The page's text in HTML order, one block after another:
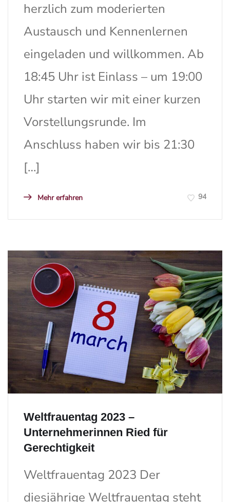
herzlich zum moderierten
Austausch und Kennenlernen
eingeladen und willkommen. Ab
18:45 Uhr ist Einlass – um 19:00
Uhr starten wir mit einer kurzen
Vorstellungsrunde. Im
Anschluss haben wir bis 21:30
[…]
Mehr erfahren 94
Weltfrauentag 2023 –
Unternehmerinnen Ried für
Gerechtigkeit
Weltfrauentag 2023 Der
diesjährige Weltfrauentag steht